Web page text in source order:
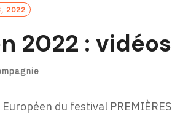
2022
2022 : vidéos
du festival PREMIÈRES